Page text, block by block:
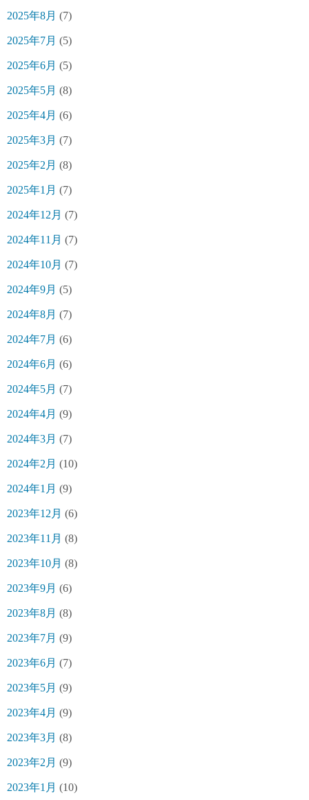
2025年8月 (7)
2025年7月 (5)
2025年6月 (5)
2025年5月 (8)
2025年4月 (6)
2025年3月 (7)
2025年2月 (8)
2025年1月 (7)
2024年12月 (7)
2024年11月 (7)
2024年10月 (7)
2024年9月 (5)
2024年8月 (7)
2024年7月 (6)
2024年6月 (6)
2024年5月 (7)
2024年4月 (9)
2024年3月 (7)
2024年2月 (10)
2024年1月 (9)
2023年12月 (6)
2023年11月 (8)
2023年10月 (8)
2023年9月 (6)
2023年8月 (8)
2023年7月 (9)
2023年6月 (7)
2023年5月 (9)
2023年4月 (9)
2023年3月 (8)
2023年2月 (9)
2023年1月 (10)